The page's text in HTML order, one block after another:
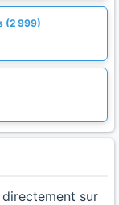
(2 999)
sur